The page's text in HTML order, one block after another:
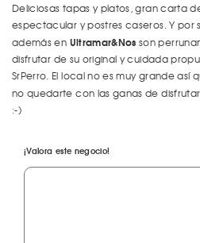
Deliciosas tapas y platos, gran carta
espectacular y postres caseros. Y por
además en Ultramar&Nos son
disfrutar de su original y cuidada
SrPerro. El local no es muy grande así
no quedarte con las ganas de
:-)
¡Valora este negocio!